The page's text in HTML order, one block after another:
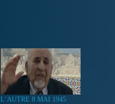
L’AUTRE 8 MAI 1945